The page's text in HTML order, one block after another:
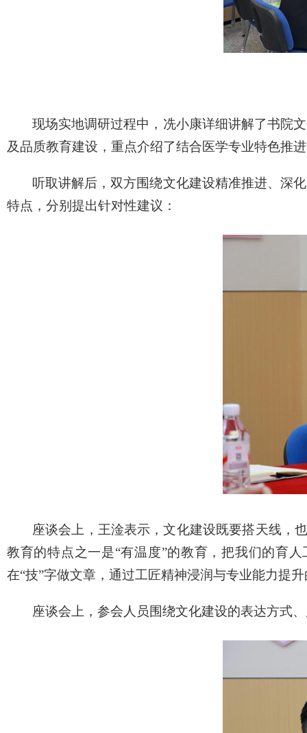
现场实地调研过程中，冼小康详细讲解了书院
及品质教育建设，重点介绍了结合医学专业特色推
听取讲解后，双方围绕文化建设精准推进、深
特点，分别提出针对性建议：
座谈会上，王淦表示，文化建设既要搭天线，
教育的特点之一是“有温度”的教育，把我们的育
在“技”字做文章，通过工匠精神浸润与专业能力提
座谈会上，参会人员围绕文化建设的表达方式